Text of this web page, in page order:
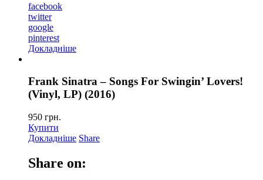
facebook
twitter
google
pinterest
Докладніше
Frank Sinatra – Songs For Swingin’ Lovers!
(Vinyl, LP) (2016)
950 грн.
Купити
Докладніше Share
Share on: